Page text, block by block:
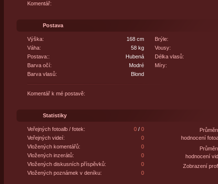
Komentář:
Postava
Výška:
168 cm
Váha:
58 kg
Postava::
Hubená
Barva očí:
Modré
Barva vlasů:
Blond
Brýle:
Vousy:
Délka vlasů:
Míry:
Komentář k mé postavě:
Statistiky
Veřejných fotoalb / fotek: 0/ 0
Veřejných videí:
0
Vložených komentářů:
0
Vložených inzerátů:
0
Vložených diskusních příspěvků:
0
Vložených poznámek v deníku:
0
hodnocení
hodnocení
Zobrazení